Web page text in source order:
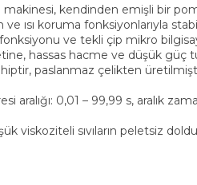
kendinden emişli bir
ve ısı koruma fonksiyonlarıyla
ve tekli çip mikro
hassas hacme ve düşük güç
paslanmaz çelikten
aralığı: 0,01 – 99,99 s, aralık
viskoziteli sıvıların peletsiz